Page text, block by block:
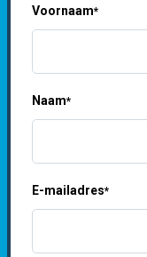
Voornaam*
Naam*
E-mailadres*